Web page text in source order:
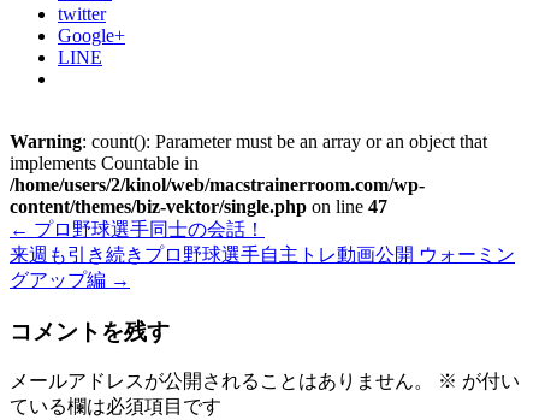
twitter
Google+
LINE
Warning: count(): Parameter must be an array or an object that
implements Countable in
/home/users/2/kinol/web/macstrainerroom.com/wp-
content/themes/biz-vektor/single.php on line 47
← プロ野球選手同士の会話！
来週も引き続きプロ野球選手自主トレ動画公開 ウォーミン
グアップ編 →
コメントを残す
メールアドレスが公開されることはありません。 ※ が付い
ている欄は必須項目です